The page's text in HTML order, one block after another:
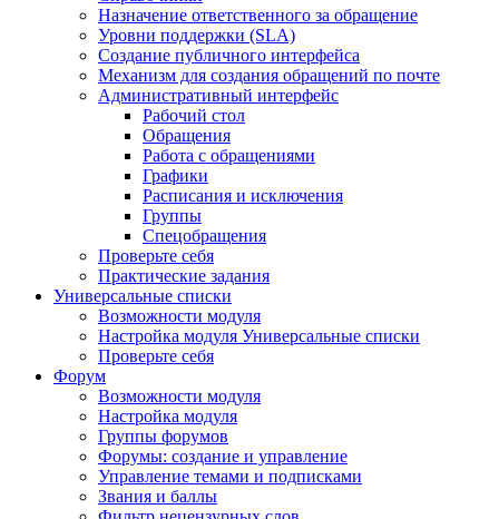
Назначение ответственного за обращение
Уровни поддержки (SLA)
Создание публичного интерфейса
Механизм для создания обращений по почте
Административный интерфейс
Рабочий стол
Обращения
Работа с обращениями
Графики
Расписания и исключения
Группы
Спецобращения
Проверьте себя
Практические задания
Универсальные списки
Возможности модуля
Настройка модуля Универсальные списки
Проверьте себя
Форум
Возможности модуля
Настройка модуля
Группы форумов
Форумы: создание и управление
Управление темами и подписками
Звания и баллы